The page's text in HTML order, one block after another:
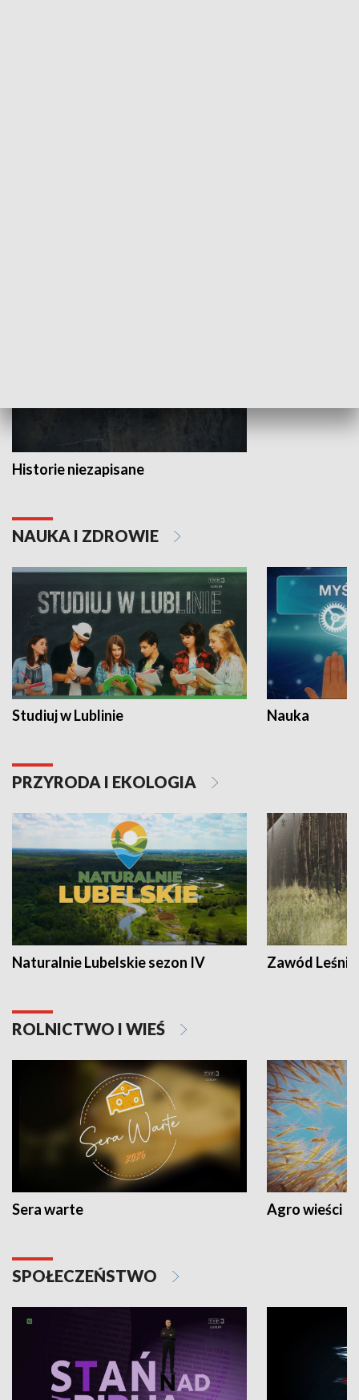
Historie niezapisane
NAUKA I ZDROWIE
Studiuj w Lublinie Nauka
PRZYRODA I EKOLOGIA
Naturalnie Lubelskie sezon IV Zawód Leśnik
ROLNICTWO I WIEŚ
Sera warte Agro wieści
SPOŁECZEŃSTWO